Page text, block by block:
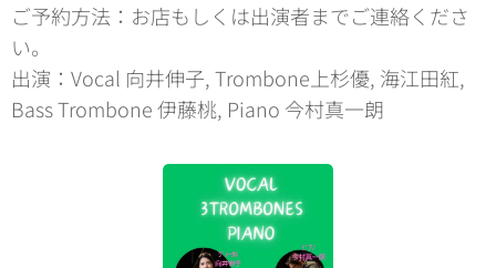
ご予約方法：お店もしくは出演者までご連絡くださ
い。
出演：Vocal 向井伸子, Trombone上杉優, 海江田紅,
Bass Trombone 伊藤桃, Piano 今村真一朗